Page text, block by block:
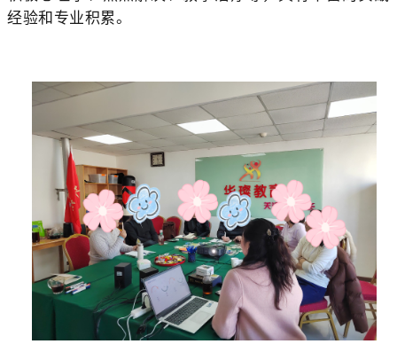
经验和专业积累。